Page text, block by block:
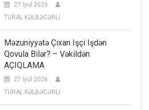
27 İyul 2026
TURAL KƏLBƏCƏRLİ
Məzuniyyətə Çıxan Işçi Işdən
Qovula Bilər? – Vəkildən
AÇIQLAMA
27 İyul 2026
TURAL KƏLBƏCƏRLİ